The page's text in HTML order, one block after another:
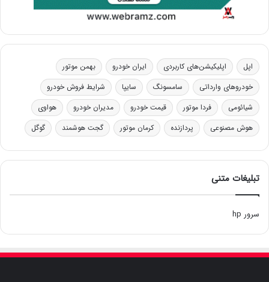
اپل اپلیکیشن‌های کاربردی ایران خودرو
بهمن موتور
خودروهای وارداتی
سامسونگ سایپا
شرایط فروش خودرو
شیائومی
فردا موتور قیمت خودرو مدیران خودرو
هواوی
هوش مصنوعی
پردازنده کرمان موتور گجت هوشمند گوگل
تبلیغات متنی
سرور hp